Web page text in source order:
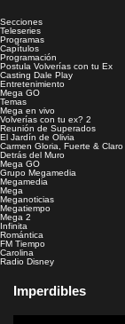
Secciones
Teleseries
Programas
Capítulos
Programación
Postula Volverías con tu Ex
Casting Dale Play
Entretenimiento
Mega GO
Temas
Mega en vivo
Volverías con tu ex? 2
Reunión de Superados
El Jardín de Olivia
Carmen Gloria, Fuerte & Claro
Detrás del Muro
Mega GO
Grupo Megamedia
Megamedia
Mega
Meganoticias
Megatiempo
Mega 2
Infinita
Romántica
FM Tiempo
Carolina
Radio Disney
Imperdibles